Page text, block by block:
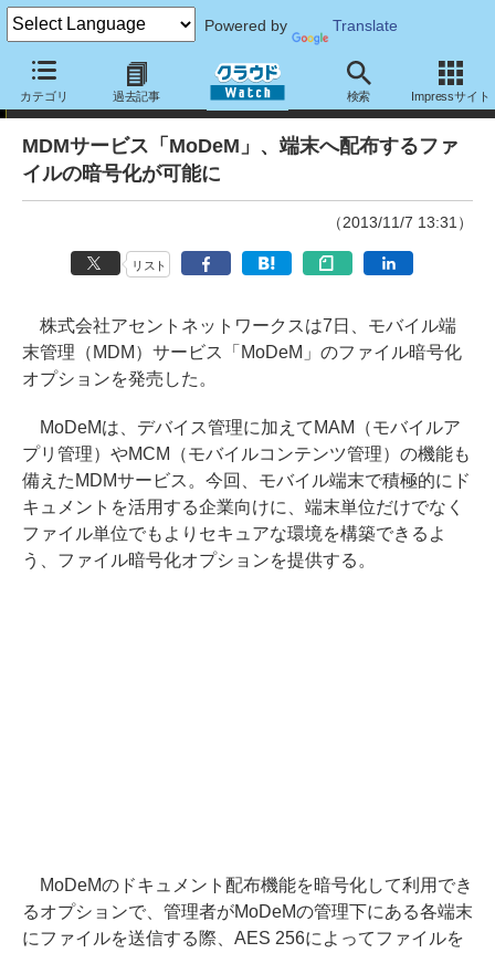
Powered by Translate
カテゴリ 過去記事 検索 Impressサイト
ニュース
MDMサービス「MoDeM」、端末へ配布するファ
イルの暗号化が可能に
（2013/11/7 13:31）
リスト
株式会社アセントネットワークスは7日、モバイル端
末管理（MDM）サービス「MoDeM」のファイル暗号化
オプションを発売した。
MoDeMは、デバイス管理に加えてMAM（モバイルア
プリ管理）やMCM（モバイルコンテンツ管理）の機能も
備えたMDMサービス。今回、モバイル端末で積極的にド
キュメントを活用する企業向けに、端末単位だけでなく
ファイル単位でもよりセキュアな環境を構築できるよ
う、ファイル暗号化オプションを提供する。
MoDeMのドキュメント配布機能を暗号化して利用でき
るオプションで、管理者がMoDeMの管理下にある各端末
にファイルを送信する際、AES 256によってファイルを